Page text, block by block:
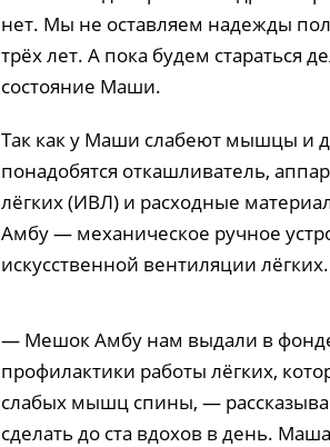
нет. Мы не оставляем надежды
трёх лет. А пока будем стараться
состояние Маши.
Так как у Маши слабеют мышцы и
понадобятся откашливатель,
лёгких (ИВЛ) и расходные
Амбу — механическое ручное
искусственной вентиляции лёгких.
— Мешок Амбу нам выдали в
профилактики работы лёгких,
слабых мышц спины, —
сделать до ста вдохов в день.